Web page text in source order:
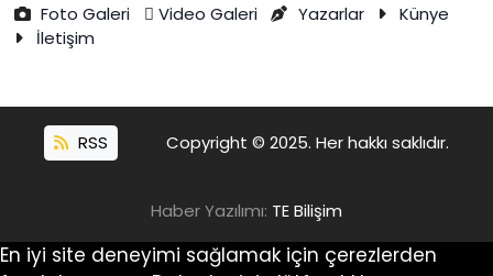
Foto Galeri
Video Galeri Yazarlar
Künye
İletişim
RSS Copyright © 2025. Her hakkı saklıdır.
Haber Yazılımı: TE Bilişim
En iyi site deneyimi sağlamak için çerezlerden